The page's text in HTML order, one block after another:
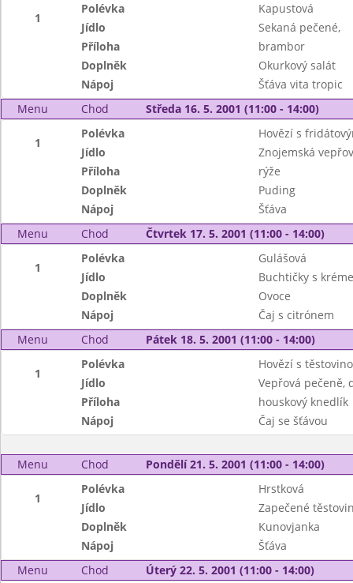
1
Polévka
Kapustová
Jídlo
Sekaná pečené,
Příloha
brambor
Doplněk
Okurkový salát
Nápoj
Šťáva vita tropic
Menu
Chod Středa 16. 5. 2001 (11:00 - 14:00)
1
Polévka
Hovězí s
Jídlo
Znojemská
Příloha
rýže
Doplněk
Puding
Nápoj
Šťáva
Menu
Chod Čtvrtek 17. 5. 2001 (11:00 - 14:00)
1
Polévka
Gulášová
Jídlo
Buchtičky s
Doplněk
Ovoce
Nápoj
Čaj s citrónem
Menu
Chod Pátek 18. 5. 2001 (11:00 - 14:00)
1
Polévka
Hovězí s
Jídlo
Vepřová pečeně,
Příloha
houskový knedlík
Nápoj
Čaj se šťávou
Menu Chod Pondělí 21. 5. 2001 (11:00 - 14:00)
1
Polévka
Hrstková
Jídlo
Zapečené
Doplněk
Kunovjanka
Nápoj
Šťáva
Menu
Chod Úterý 22. 5. 2001 (11:00 - 14:00)